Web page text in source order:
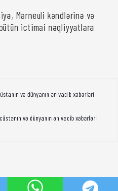
Marneuli kəndlərinə və
ictimai nəqliyyatlara
və dünyanın ən vacib xəbərləri
və dünyanın ən vacib xəbərləri